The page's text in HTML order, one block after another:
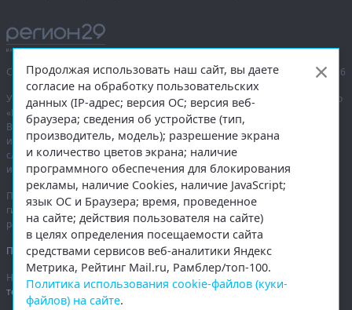
Сетевое издание «Информационное агентство Регион 29»,
© 2016–2026
Учредитель — общество с ограниченной ответственностью «Агентство
«Правда Севера».
Выписка из реестра зарегистрированных средств массовой
информации:ЭЛ № ФС 77-74226от 09.11.2018 выдано Федеральной
службой по надзору в сфере связи, информационных технологий
и массовых коммуникаций (Роскомнадзор).
При полном или частичном использовании любых материалов
гиперссылка на region29.ruобязательна. Копирование материалов без
разрешения администрации сайта запрещено.
Правовая информация.
На информационном ресурсе применяютсярекомендательные
технологии .
Продолжая использовать наш сайт, вы даете
согласие на обработку пользовательских
данных (IP-адрес; версия ОС; версия веб-
браузера; сведения об устройстве (тип,
производитель, модель); разрешение экрана
и количество цветов экрана; наличие
программного обеспечения для блокирования
рекламы, наличие Cookies, наличие JavaScript;
язык ОС и Браузера; время, проведенное
на сайте; действия пользователя на сайте)
в целях определения посещаемости сайта
средствами сервисов веб-аналитики Яндекс
Метрика, Рейтинг Mail.ru, Рамблер/топ-100.
Политика использования cookie-файлов (куки-
файлов) на сайте.